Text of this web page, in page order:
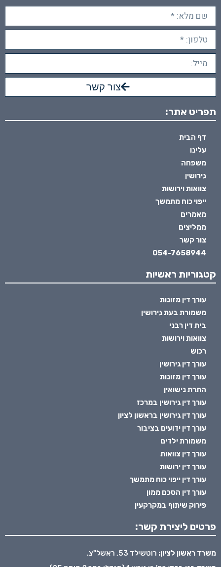
צור קשר
תפריט אתר:
דף הבית
עלינו
משפחה
גירושין
צוואות וירושות
ייפוי כוח מתמשך
מאמרים
ממליצים
צור קשר
054-7658944
קטגוריות ראשיות
עורך דין מזונות
משמורת בעת גירושין
בית דין רבני
צוואות וירושות
רכוש
עורך דין גירושין
עורך דין מזונות
התרת נישואין
עורך דין גירושין במרכז
עורך דין גירושין בראשון לציון
עורך דין ידועים בציבור
משמורת ילדים
עורך דין צוואות
עורך דין ירושות
עורך דין ייפוי כוח מתמשך
עורך דין הסכם ממון
פירוק שיתוף במקרקעין
פרטים ליצירת קשר:
משרד ראשון לציון: רוטשילד 53, ראשל"צ.